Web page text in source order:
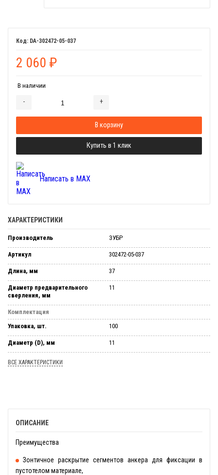
DA-302472-05-037
2 060 ₽
В наличии
- +
В корзину
Купить в 1 клик
Написать в MAX
ХАРАКТЕРИСТИКИ
Производитель ЗУБР
Артикул 302472-05-037
Длина, мм 37
Диаметр предварительного
сверления, мм
11
Комплектация
Упаковка, шт.
100
Диаметр (D), мм 11
ВСЕ ХАРАКТЕРИСТИКИ
ОПИСАНИЕ
Преимущества
Зонтичное раскрытие сегментов анкера для фиксации в
пустотелом материале,